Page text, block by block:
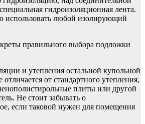
гидроизоляционная лента.
использовать любой изолирующий
правильного выбора подложки
и утепления остальной купольной
от стандартного утепления,
плиты или другой
Не стоит забывать о
если таковой нужен для помещения